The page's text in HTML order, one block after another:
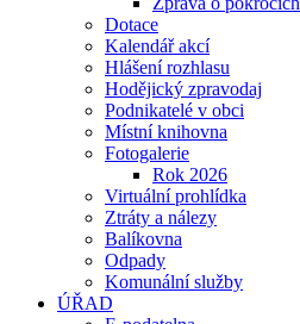
Dotace
Kalendář akcí
Hlášení rozhlasu
Hodějický zpravodaj
Podnikatelé v obci
Místní knihovna
Fotogalerie
Rok 2026
Virtuální prohlídka
Ztráty a nálezy
Balíkovna
Odpady
Komunální služby
ÚŘAD